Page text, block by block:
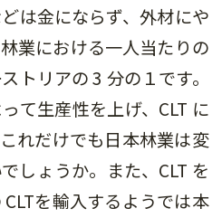
は金にならず、外材にや
業における一人当たりの
トリアの 3 分の１です。
て生産性を上げ、CLT に
れだけでも日本林業は変
しょうか。また、CLT を
を輸入するようでは本